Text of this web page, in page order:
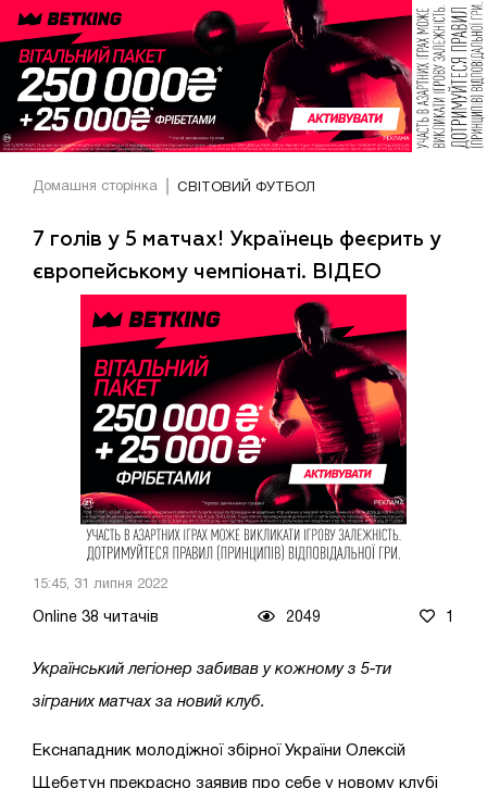
Домашня сторінка СВІТОВИЙ ФУТБОЛ
7 голів у 5 матчах! Українець феєрить у
європейському чемпіонаті. ВІДЕО
15:45, 31 липня 2022
Online 38 читачів 2049 1
Український легіонер забивав у кожному з 5-ти
зіграних матчах за новий клуб.
Екснападник молодіжної збірної України Олексій
Щебетун прекрасно заявив про себе у новому клубі